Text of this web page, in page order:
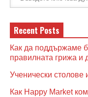
Recent Posts
Как да поддържаме
правилната грижа и
Ученически столове
Как Happy Market